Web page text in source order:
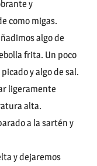
y
como migas.
algo de
frita. Un poco
y algo de sal.
ligeramente
alta.
a la sartén y
y dejaremos